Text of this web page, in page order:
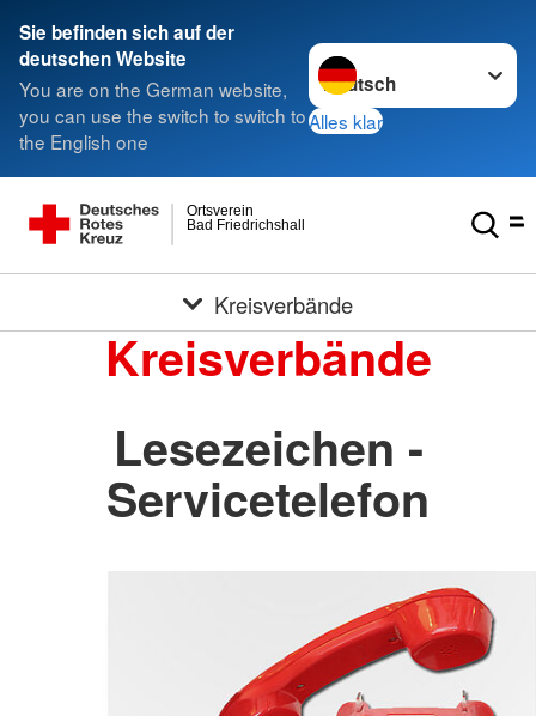
Sie befinden sich auf der
deutschen Website
You are on the German website,
you can use the switch to switch to
the English one
Sprache wechseln zu
Alles klar
Bad Friedrichshall
Ortsverein
Kreisverbände
Kreisverbände
Lesezeichen -
Servicetelefon